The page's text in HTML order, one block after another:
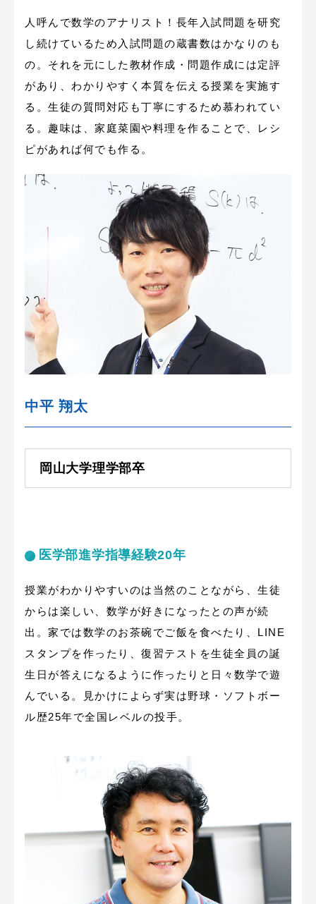
人呼んで数学のアナリスト！長年入試問題を研究
し続けているため入試問題の蔵書数はかなりのも
の。それを元にした教材作成・問題作成には定評
があり、わかりやすく本質を伝える授業を実施す
る。生徒の質問対応も丁寧にするため慕われてい
る。趣味は、家庭菜園や料理を作ることで、レシ
ピがあれば何でも作る。
中平 翔太
岡山大学理学部卒
医学部進学指導経験20年
授業がわかりやすいのは当然のことながら、生徒
からは楽しい、数学が好きになったとの声が続
出。家では数学のお茶碗でご飯を食べたり、LINE
スタンプを作ったり、復習テストを生徒全員の誕
生日が答えになるように作ったりと日々数学で遊
んでいる。見かけによらず実は野球・ソフトボー
ル歴25年で全国レベルの投手。